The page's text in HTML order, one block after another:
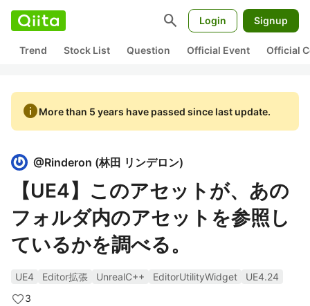
search Login Signup
Trend Stock List Question Official Event Official
infoMore than 5 years have passed since last update.
@Rinderon (林田 リンデロン)
【UE4】このアセットが、あの
フォルダ内のアセットを参照し
ているかを調べる。
UE4 Editor拡張 UnrealC++ EditorUtilityWidget
UE4.24
3